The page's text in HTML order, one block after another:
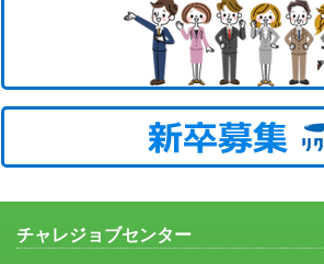
チャレジョブセンター